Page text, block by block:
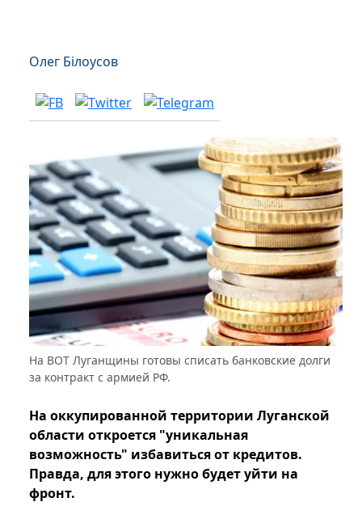
Олег Білоусов
На ВОТ Луганщины готовы списать банковские долги
за контракт с армией РФ.
На оккупированной территории Луганской
области откроется "уникальная
возможность" избавиться от кредитов.
Правда, для этого нужно будет уйти на
фронт.